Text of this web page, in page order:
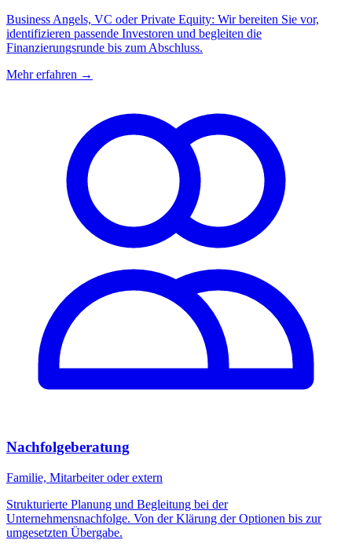
Business Angels, VC oder Private Equity: Wir bereiten Sie vor,
identifizieren passende Investoren und begleiten die
Finanzierungsrunde bis zum Abschluss.
Mehr erfahren →
Nachfolgeberatung
Familie, Mitarbeiter oder extern
Strukturierte Planung und Begleitung bei der
Unternehmensnachfolge. Von der Klärung der Optionen bis zur
umgesetzten Übergabe.